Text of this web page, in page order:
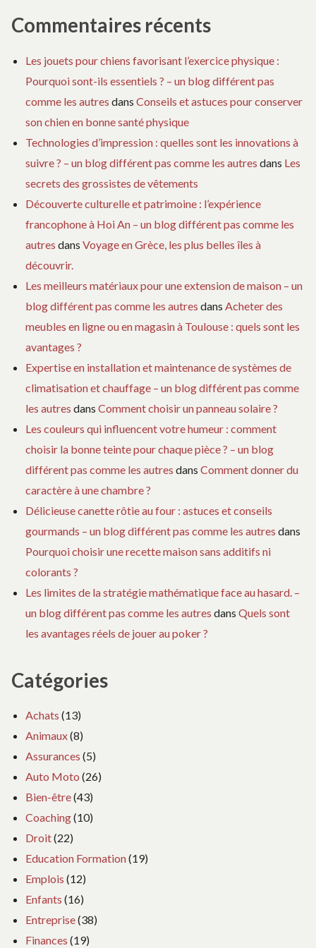
Commentaires récents
Les jouets pour chiens favorisant l’exercice physique :
Pourquoi sont-ils essentiels ? – un blog différent pas
comme les autres dans Conseils et astuces pour conserver
son chien en bonne santé physique
Technologies d’impression : quelles sont les innovations à
suivre ? – un blog différent pas comme les autres dans Les
secrets des grossistes de vêtements
Découverte culturelle et patrimoine : l’expérience
francophone à Hoi An – un blog différent pas comme les
autres dans Voyage en Grèce, les plus belles îles à
découvrir.
Les meilleurs matériaux pour une extension de maison – un
blog différent pas comme les autres dans Acheter des
meubles en ligne ou en magasin à Toulouse : quels sont les
avantages ?
Expertise en installation et maintenance de systèmes de
climatisation et chauffage – un blog différent pas comme
les autres dans Comment choisir un panneau solaire ?
Les couleurs qui influencent votre humeur : comment
choisir la bonne teinte pour chaque pièce ? – un blog
différent pas comme les autres dans Comment donner du
caractère à une chambre ?
Délicieuse canette rôtie au four : astuces et conseils
gourmands – un blog différent pas comme les autres dans
Pourquoi choisir une recette maison sans additifs ni
colorants ?
Les limites de la stratégie mathématique face au hasard. –
un blog différent pas comme les autres dans Quels sont
les avantages réels de jouer au poker ?
Catégories
Achats (13)
Animaux(8)
Assurances (5)
Auto Moto (26)
Bien-être(43)
Coaching(10)
Droit(22)
Education Formation(19)
Emplois (12)
Enfants (16)
Entreprise(38)
Finances (19)